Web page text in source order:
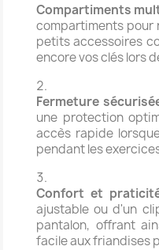
Compartiments
compartiments pour
petits accessoires
encore vos clés lors
Fermeture
une protection
accès rapide
pendant les
Confort et
ajustable ou d'un
pantalon, offrant
facile aux friandises